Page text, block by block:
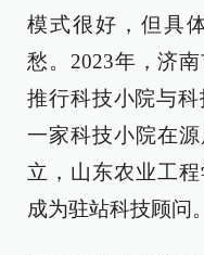
模式很好，但具
愁。2023年，济
推行科技小院与科
一家科技小院在
立，山东农业工
成为驻站科技顾问。